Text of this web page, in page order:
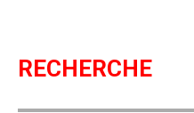
RECHERCHE